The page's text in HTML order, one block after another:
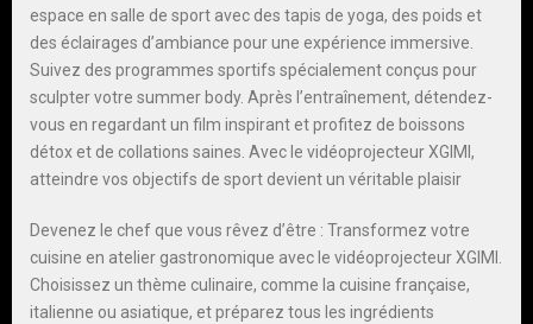
espace en salle de sport avec des tapis de yoga, des poids et
des éclairages d’ambiance pour une expérience immersive.
Suivez des programmes sportifs spécialement conçus pour
sculpter votre summer body. Après l’entraînement, détendez-
vous en regardant un film inspirant et profitez de boissons
détox et de collations saines. Avec le vidéoprojecteur XGIMI,
atteindre vos objectifs de sport devient un véritable plaisir
Devenez le chef que vous rêvez d’être : Transformez votre
cuisine en atelier gastronomique avec le vidéoprojecteur XGIMI.
Choisissez un thème culinaire, comme la cuisine française,
italienne ou asiatique, et préparez tous les ingrédients